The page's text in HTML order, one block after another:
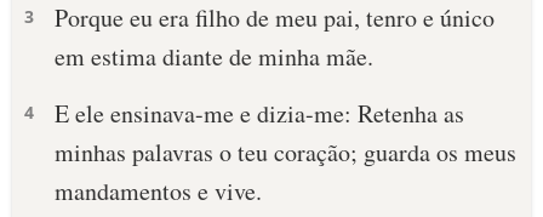
3
Porque eu era filho de meu pai, tenro e único
em estima diante de minha mãe.
4
E ele ensinava-me e dizia-me: Retenha as
minhas palavras o teu coração; guarda os meus
mandamentos e vive.